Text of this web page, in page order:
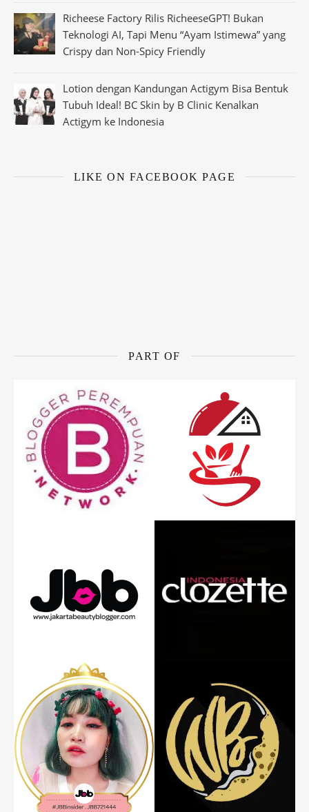
Richeese Factory Rilis RicheeseGPT! Bukan
Teknologi AI, Tapi Menu “Ayam Istimewa” yang
Crispy dan Non-Spicy Friendly
Lotion dengan Kandungan Actigym Bisa Bentuk
Tubuh Ideal! BC Skin by B Clinic Kenalkan
Actigym ke Indonesia
LIKE ON FACEBOOK PAGE
PART OF